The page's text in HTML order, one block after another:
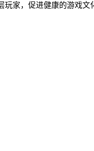
家，促进健康的游戏文